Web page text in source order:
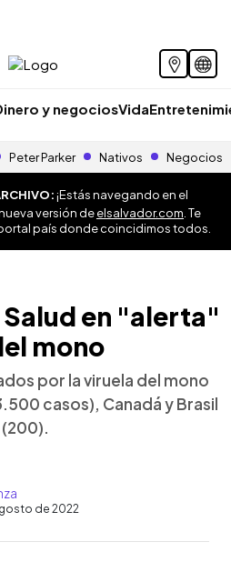
y negociosVida
Peter Parker Nativos Negocios
¡Estás navegando en el
versión deelsalvador.com . Te
país donde coincidimos todos.
en "alerta"
mono
por la viruela del mono
casos), Canadá y Brasil
de 2022